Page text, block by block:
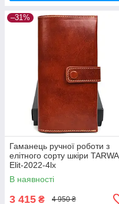
–31%
Гаманець ручної роботи з
елітного сорту шкіри TARWA
Elit-2022-4lx
В наявності
3 415 ₴ 4 950 ₴